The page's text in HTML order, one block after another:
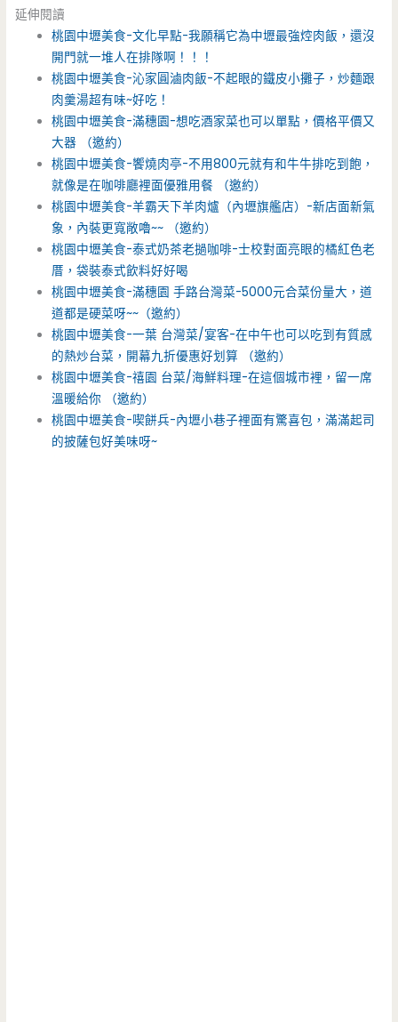
延伸閱讀
桃園中壢美食-文化早點-我願稱它為中壢最強焢肉飯，還沒
開門就一堆人在排隊啊！！！
桃園中壢美食-沁家圓滷肉飯-不起眼的鐵皮小攤子，炒麵跟
肉羹湯超有味~好吃！
桃園中壢美食-滿穗園-想吃酒家菜也可以單點，價格平價又
大器 （邀約）
桃園中壢美食-饗燒肉亭-不用800元就有和牛牛排吃到飽，
就像是在咖啡廳裡面優雅用餐 （邀約）
桃園中壢美食-羊霸天下羊肉爐（內壢旗艦店）-新店面新氣
象，內裝更寬敞嚕~~ （邀約）
桃園中壢美食-泰式奶茶老撾咖啡-士校對面亮眼的橘紅色老
厝，袋裝泰式飲料好好喝
桃園中壢美食-滿穗園 手路台灣菜-5000元合菜份量大，道
道都是硬菜呀~~（邀約）
桃園中壢美食-一葉 台灣菜/宴客-在中午也可以吃到有質感
的熱炒台菜，開幕九折優惠好划算 （邀約）
桃園中壢美食-禧園 台菜/海鮮料理-在這個城市裡，留一席
溫暖給你 （邀約）
桃園中壢美食-喫餅兵-內壢小巷子裡面有驚喜包，滿滿起司
的披薩包好美味呀~